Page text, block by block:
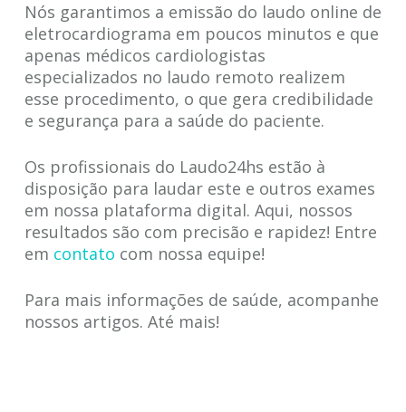
Nós garantimos a emissão do laudo online de
eletrocardiograma em poucos minutos e que
apenas médicos cardiologistas
especializados no laudo remoto realizem
esse procedimento, o que gera credibilidade
e segurança para a saúde do paciente.
Os profissionais do Laudo24hs estão à
disposição para laudar este e outros exames
em nossa plataforma digital. Aqui, nossos
resultados são com precisão e rapidez! Entre
em contato com nossa equipe!
Para mais informações de saúde, acompanhe
nossos artigos. Até mais!